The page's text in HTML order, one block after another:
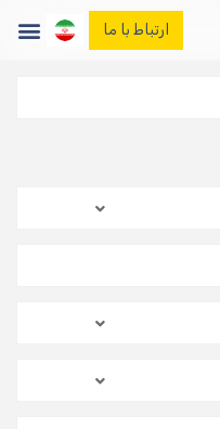
ارتباط با ما